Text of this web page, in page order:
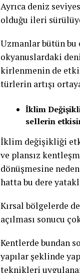
Ayrıca deniz
olduğu ileri
Uzmanlar bütün bu
okyanuslardaki
kirlenmenin de
türlerin artışı
İklim
sellerin
İklim değişikliği
ve plansız
dönüşmesine
hatta bu dere
Kırsal bölgelerde
açılması sonucu
Kentlerde bundan
yapılar şeklinde
teknikleri